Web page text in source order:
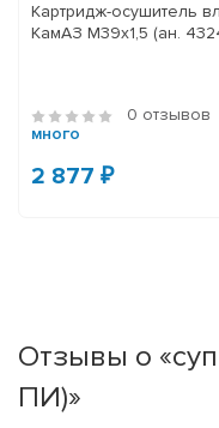
Картридж-осушитель
КамАЗ M39x1,5 (ан.
0 отзывов
много
2 877 ₽
Отзывы о
ПИ)»